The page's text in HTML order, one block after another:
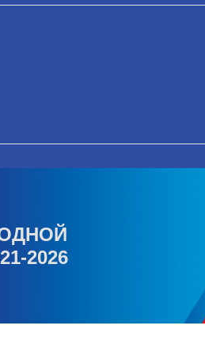
2026